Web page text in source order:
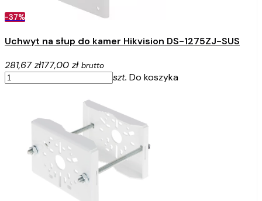
-37%
Uchwyt na słup do kamer Hikvision DS-1275ZJ-SUS
281,67 zł177,00 zł brutto
szt. Do koszyka